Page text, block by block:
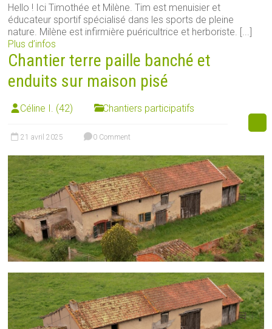
Hello ! Ici Timothée et Milène. Tim est menuisier et
éducateur sportif spécialisé dans les sports de pleine
nature. Milène est infirmière puéricultrice et herboriste. [...]
Plus d’infos
Chantier terre paille banché et
enduits sur maison pisé
Céline I. (42) Chantiers participatifs
21 avril 2025 0 Comment